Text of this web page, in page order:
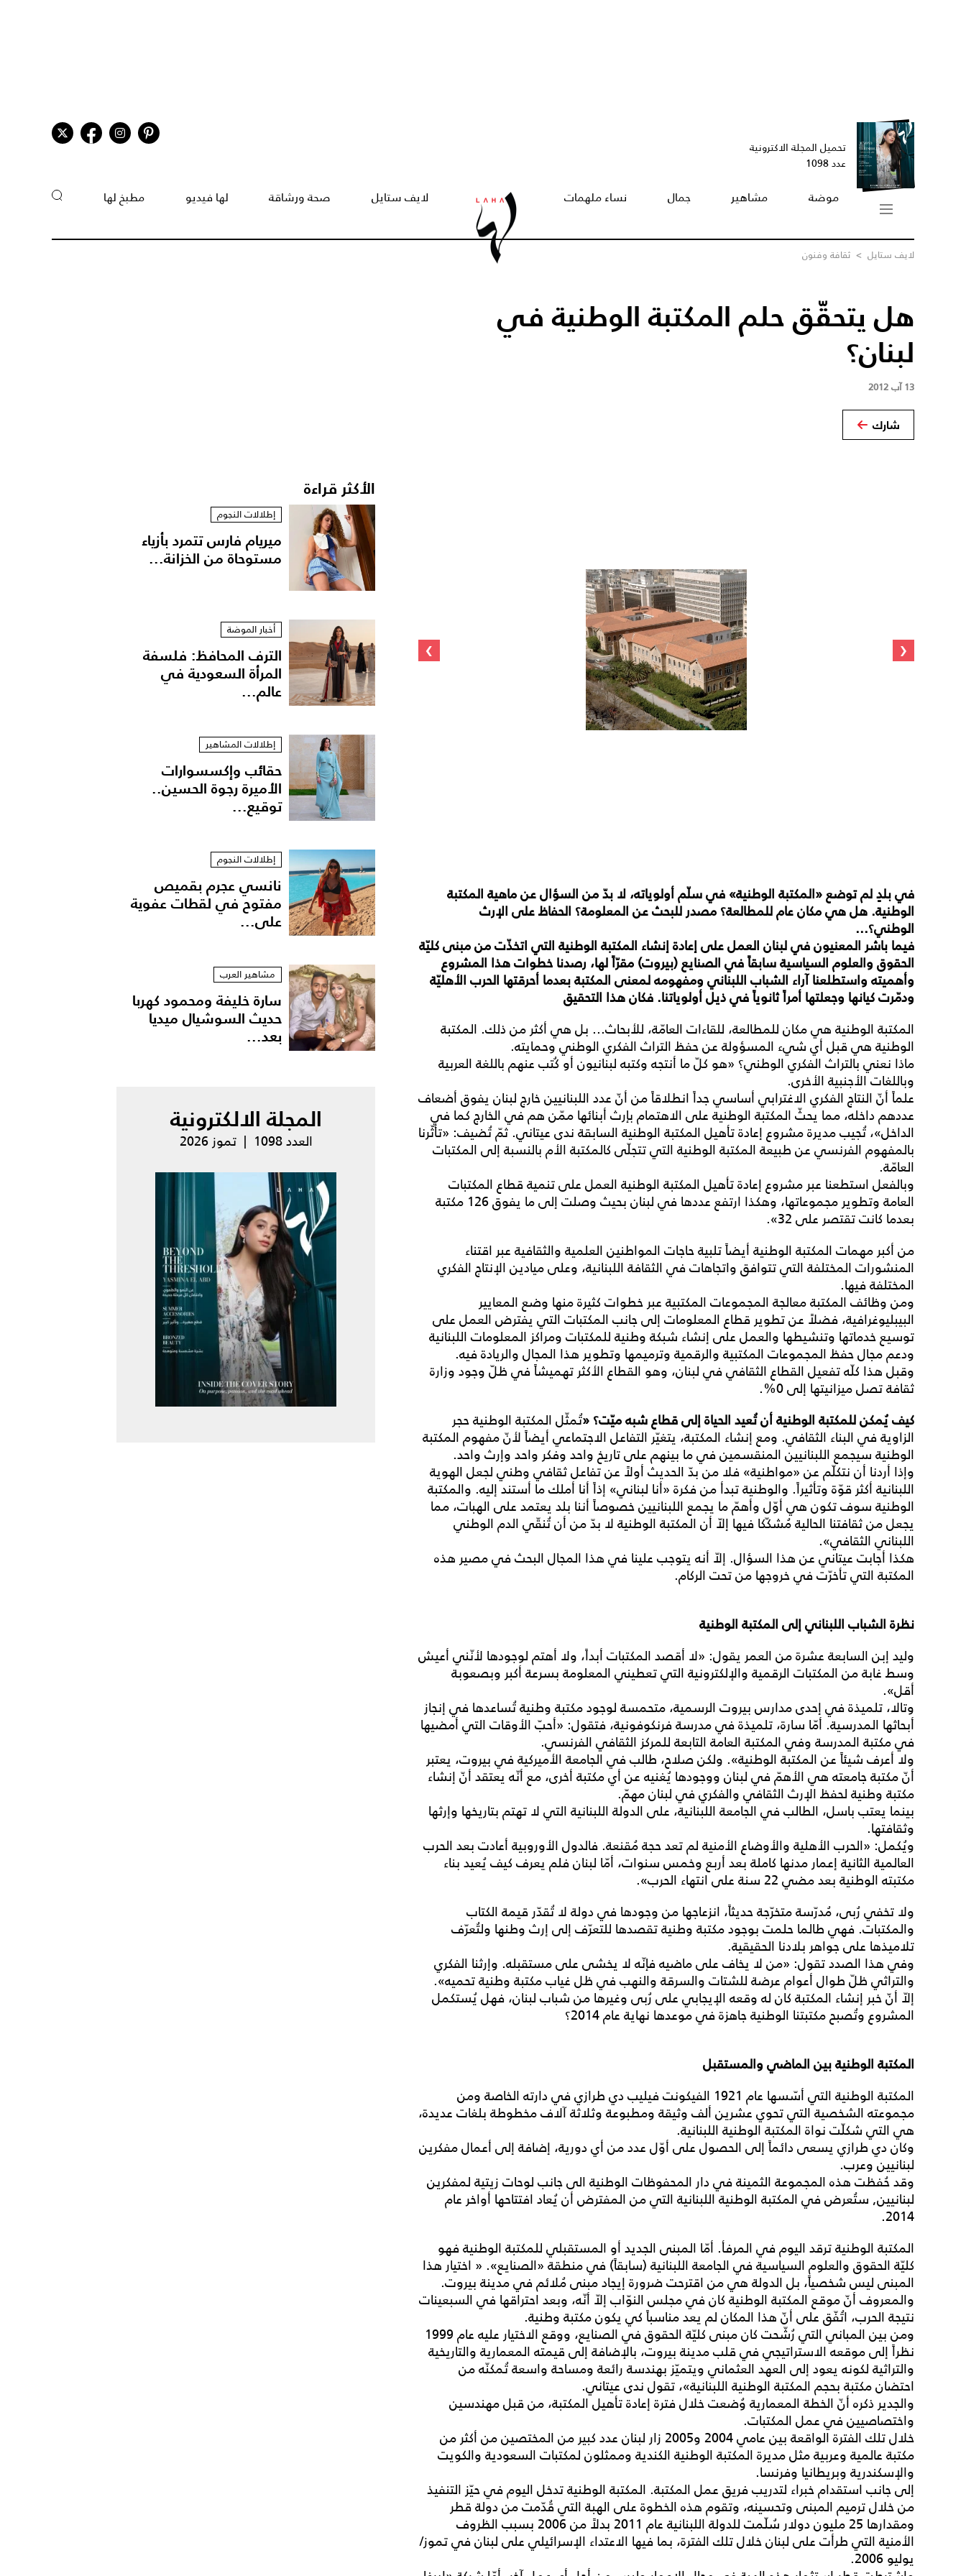
تحميل المجلة الاكترونية
عدد 1098
موضة مشاهير جمال نساء ملهمات لايف ستايل صحة ورشاقة لها فيديو مطبخ لها
لايف ستايل > ثقافة وفنون
هل يتحقّق حلم المكتبة الوطنية في
لبنان؟
13 آب 2012
شارك
‹
›
فيبلدٍلمتوضع«المكتبة الوطنية» فيسلّمأولوياته، لا بدّمن السؤالعنماهية المكتبة
الوطنية. هلهيمكانعامللمطالعة؟ مصدر للبحثعن المعلومة؟ الحفاظعلى الإرث
الوطني؟...
فيما باشر المعنيونفيلبنان العملعلىإعادةإنشاء المكتبة الوطنية التي اتخذّتمنمبنىكليّة
الحقوق والعلوم السياسيةسابقاًفي الصنايع(بيروت) مقرّاًلها، رصدنا خطواتهذا المشروع
وأهميته واستطلعنا آراء الشباب اللبناني ومفهومهلمعنى المكتبةبعدما أحرقتها الحرب الأهليّة
ودمّرتكيانها وجعلتها أمراًثانوياًفيذيلأولوياتنا. فكانهذا التحقيق
المكتبة الوطنية هي مكان للمطالعة، للقاءات العامّة، للأبحاث... بل هي أكثر من ذلك. المكتبة
الوطنية هي قبل أي شيء المسؤولة عن حفظ التراث الفكري الوطني وحمايته.
ماذا نعني بالتراث الفكري الوطني؟ «هو كلّ ما أنتجه وكتبه لبنانيون أو كُتب عنهم باللغة العربية
وباللغات الأجنبية الأخرى.
علماً أنّ النتاج الفكري الاغترابي أساسي جداً انطلاقاً من أنّ عدد اللبنانيين خارج لبنان يفوق أضعاف
عددهم داخله، مما يحثّ المكتبة الوطنية على الاهتمام بإرث أبنائها ممّن هم في الخارج كما في
الداخل»، تُجيب مديرة مشروع إعادة تأهيل المكتبة الوطنية السابقة ندى عيتاني. ثمّ تُضيف: «تأثّرنا
بالمفهوم الفرنسي عن طبيعة المكتبة الوطنية التي تتجلّى كالمكتبة الأم بالنسبة إلى المكتبات
العامّة.
وبالفعل استطعنا عبر مشروع إعادة تأهيل المكتبة الوطنية العمل على تنمية قطاع المكتبات
العامة وتطوير مجموعاتها، وهكذا ارتفع عددها في لبنان بحيث وصلت إلى ما يفوق 126 مكتبة
بعدما كانت تقتصر على 32».
من أكبر مهمات المكتبة الوطنية أيضاً تلبية حاجات المواطنين العلمية والثقافية عبر اقتناء
المنشورات المختلفة التي تتوافق واتجاهات في الثقافة اللبنانية، وعلى ميادين الإنتاج الفكري
المختلفة فيها.
ومن وظائف المكتبة معالجة المجموعات المكتبية عبر خطوات كثيرة منها وضع المعايير
البيبليوغرافية، فضلاً عن تطوير قطاع المعلومات إلى جانب المكتبات التي يفترض العمل على
توسيع خدماتها وتنشيطها والعمل على إنشاء شبكة وطنية للمكتبات ومراكز المعلومات اللبنانية
ودعم مجال حفظ المجموعات المكتبية والرقمية وترميمها وتطوير هذا المجال والريادة فيه.
وقبل هذا كلّه تفعيل القطاع الثقافي في لبنان، وهو القطاع الأكثر تهميشاً في ظلّ وجود وزارة
ثقافة تصل ميزانيتها إلى 0%.
كيفيُمكنللمكتبة الوطنيةأنتُعيد الحياةإلىقطاعشبهميّت؟ «تُمثّل المكتبة الوطنية حجر
الزاوية في البناء الثقافي. ومع إنشاء المكتبة، يتغيّر التفاعل الاجتماعي أيضاً لأنّ مفهوم المكتبة
الوطنية سيجمع اللبنانيين المنقسمين في ما بينهم على تاريخ واحد وفكر واحد وإرث واحد.
وإذا أردنا أن نتكلّم عن «مواطنية» فلا من بدّ الحديث أولاً عن تفاعل ثقافي وطني لجعل الهوية
اللبنانية أكثر قوّة وتأثيراً. والوطنية تبدأ من فكرة «أنا لبناني» إذاً أنا أملك ما أستند إليه. والمكتبة
الوطنية سوف تكون هي أوّل وأهمّ ما يجمع اللبنانيين خصوصاً أننا بلد يعتمد على الهبات، مما
يجعل من ثقافتنا الحالية مُشكّكا فيها إلاّ أن المكتبة الوطنية لا بدّ من أن تُنقّي الدم الوطني
اللبناني الثقافي».
هكذا أجابت عيتاني عن هذا السؤال. إلاّ أنه يتوجب علينا في هذا المجال البحث في مصير هذه
المكتبة التي تأخرّت في خروجها من تحت الركام.
نظرة الشباب اللبنانيإلى المكتبة الوطنية
وليد إبن السابعة عشرة من العمر يقول: «لا أقصد المكتبات أبداً، ولا أهتم لوجودها لأنّني أعيش
وسط غابة من المكتبات الرقمية والإلكترونية التي تعطيني المعلومة بسرعة أكبر وبصعوبة
أقل».
وتالا، تلميذة في إحدى مدارس بيروت الرسمية، متحمسة لوجود مكتبة وطنية تُساعدها في إنجاز
أبحاثها المدرسية. أمّا سارة، تلميذة في مدرسة فرنكوفونية، فتقول: «أحبّ الأوقات التي أمضيها
في مكتبة المدرسة وفي المكتبة العامة التابعة للمركز الثقافي الفرنسي.
ولا أعرف شيئاً عن المكتبة الوطنية». ولكن صلاح، طالب في الجامعة الأميركية في بيروت، يعتبر
أنّ مكتبة جامعته هي الأهمّ في لبنان ووجودها يُغنيه عن أي مكتبة أخرى، مع أنّه يعتقد أنّ إنشاء
مكتبة وطنية لحفظ الإرث الثقافي والفكري في لبنان مهمّ.
بينما يعتب باسل، الطالب في الجامعة اللبنانية، على الدولة اللبنانية التي لا تهتم بتاريخها وإرثها
وثقافتها.
ويُكمل: «الحرب الأهلية والأوضاع الأمنية لم تعد حجة مُقنعة. فالدول الأوروبية أعادت بعد الحرب
العالمية الثانية إعمار مدنها كاملة بعد أربع وخمس سنوات، أمّا لبنان فلم يعرف كيف يُعيد بناء
مكتبته الوطنية بعد مضي 22 سنة على انتهاء الحرب».
ولا تخفي رُبى، مُدرّسة متخرّجة حديثاً، انزعاجها من وجودها في دولة لا تُقدّر قيمة الكتاب
والمكتبات. فهي طالما حلمت بوجود مكتبة وطنية تقصدها للتعرّف إلى إرث وطنها ولتُعرّف
تلاميذها على جواهر بلادنا الحقيقية.
وفي هذا الصدد تقول: «من لا يخاف على ماضيه فإنّه لا يخشى على مستقبله. وإرثنا الفكري
والتراثي ظلّ طوال أعوام عرضة للشتات والسرقة والنهب في ظل غياب مكتبة وطنية تحميه».
إلاّ أنّ خبر إنشاء المكتبة كان له وقعه الإيجابي على رُبى وغيرها من شباب لبنان، فهل يُستكمل
المشروع وتُصبح مكتبتنا الوطنية جاهزة في موعدها نهاية عام 2014؟
المكتبة الوطنيةبين الماضي والمستقبل
المكتبة الوطنية التي أسّسها عام 1921 الفيكونت فيليب دي طرازي في دارته الخاصة ومن
مجموعته الشخصية التي تحوي عشرين ألف وثيقة ومطبوعة وثلاثة آلاف مخطوطة بلغات عديدة،
هي التي شكلّت نواة المكتبة الوطنية اللبنانية.
وكان دي طرازي يسعى دائماً إلى الحصول على أوّل عدد من أي دورية، إضافة إلى أعمال مفكرين
لبنانيين وعرب.
وقد حُفظت هذه المجموعة الثمينة في دار المحفوظات الوطنية الى جانب لوحات زيتية لمفكرين
لبنانيين, ستُعرض في المكتبة الوطنية اللبنانية التي من المفترض أن يُعاد افتتاحها أواخر عام
2014.
المكتبة الوطنية ترقد اليوم في المرفأ. أمّا المبنى الجديد أو المستقبلي للمكتبة الوطنية فهو
كليّة الحقوق والعلوم السياسية في الجامعة اللبنانية (سابقاً) في منطقة «الصنايع». « اختيار هذا
المبنى ليس شخصياً، بل الدولة هي من اقترحت ضرورة إيجاد مبنى مُلائم في مدينة بيروت.
والمعروف أنّ موقع المكتبة الوطنية كان في مجلس النوّاب إلاّ أنّه، وبعد احتراقها في السبعينات
نتيجة الحرب، اتُفّق على أنّ هذا المكان لم يعد مناسباً كي يكون مكتبة وطنية.
ومن بين المباني التي رُشّحت كان مبنى كليّة الحقوق في الصنايع، ووقع الاختيار عليه عام 1999
نظراً إلى موقعه الاستراتيجي في قلب مدينة بيروت، بالإضافة إلى قيمته المعمارية والتاريخية
والتراثية لكونه يعود إلى العهد العثماني ويتميّز بهندسة رائعة ومساحة واسعة تُمكنّه من
احتضان مكتبة بحجم المكتبة الوطنية اللبنانية»، تقول ندى عيتاني.
والجدير ذكره أنّ الخطة المعمارية وُضعت خلال فترة إعادة تأهيل المكتبة، من قبل مهندسين
واختصاصيين في عمل المكتبات.
خلال تلك الفترة الواقعة بين عامي 2004 و2005 زار لبنان عدد كبير من المختصين من أكثر من
مكتبة عالمية وعربية مثل مديرة المكتبة الوطنية الكندية وممثلون لمكتبات السعودية والكويت
والإسكندرية وبريطانيا وفرنسا.
إلى جانب استقدام خبراء لتدريب فريق عمل المكتبة. المكتبة الوطنية تدخل اليوم في حيّز التنفيذ
من خلال ترميم المبنى وتحسينه، وتقوم هذه الخطوة على الهبة التي قُدّمت من دولة قطر
ومقدارها 25 مليون دولار سُلّمت للدولة اللبنانية عام 2011 بدلاً من 2006 بسبب الظروف
الأمنية التي طرأت على لبنان خلال تلك الفترة، بما فيها الاعتداء الإسرائيلي على لبنان في تموز/
يوليو 2006.
الأكثر قراءة
إطلالات النجوم
ميريام فارس تتمرد بأزياء
مستوحاة من الخزانة...
أخبار الموضة
الترف المحافظ: فلسفة
المرأة السعودية في
عالم...
إطلالات المشاهير
حقائب وإكسسوارات
الأميرة رجوة الحسين..
توقيع...
إطلالات النجوم
نانسي عجرم بقميص
مفتوح في لقطات عفوية
على...
مشاهير العرب
سارة خليفة ومحمود كهربا
حديث السوشيال ميديا
بعد...
المجلة الالكترونية
العدد 1098 | تموز 2026